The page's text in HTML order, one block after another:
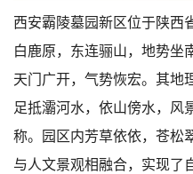
西安霸陵墓园新区位于陕西
白鹿原，东连骊山，地势坐
天门广开，气势恢宏。其地
足抵灞河水，依山傍水，风
称。园区内芳草依依，苍松
与人文景观相融合，实现了